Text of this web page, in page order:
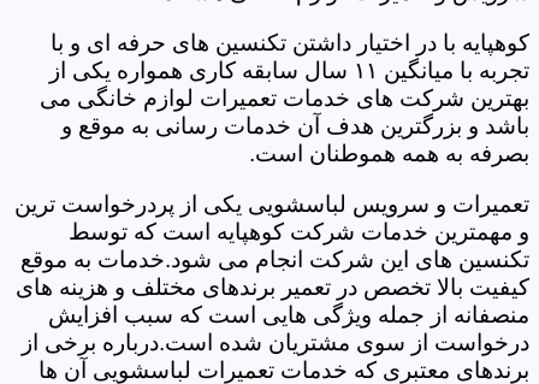
کوهپایه با در اختیار داشتن تکنسین های حرفه ای و با
تجربه با میانگین ۱۱ سال سابقه کاری همواره یکی از
بهترین شرکت های خدمات تعمیرات لوازم خانگی می
باشد و بزرگترین هدف آن خدمات رسانی به موقع و
بصرفه به همه هموطنان است.
تعمیرات و سرویس لباسشویی یکی از پردرخواست ترین
و مهمترین خدمات شرکت کوهپایه است که توسط
تکنسین های این شرکت انجام می شود.خدمات به موقع
کیفیت بالا تخصص در تعمیر برندهای مختلف و هزینه های
منصفانه از جمله ویژگی هایی است که سبب افزایش
درخواست از سوی مشتریان شده است.درباره برخی از
برندهای معتبری که خدمات تعمیرات لباسشویی آن ها